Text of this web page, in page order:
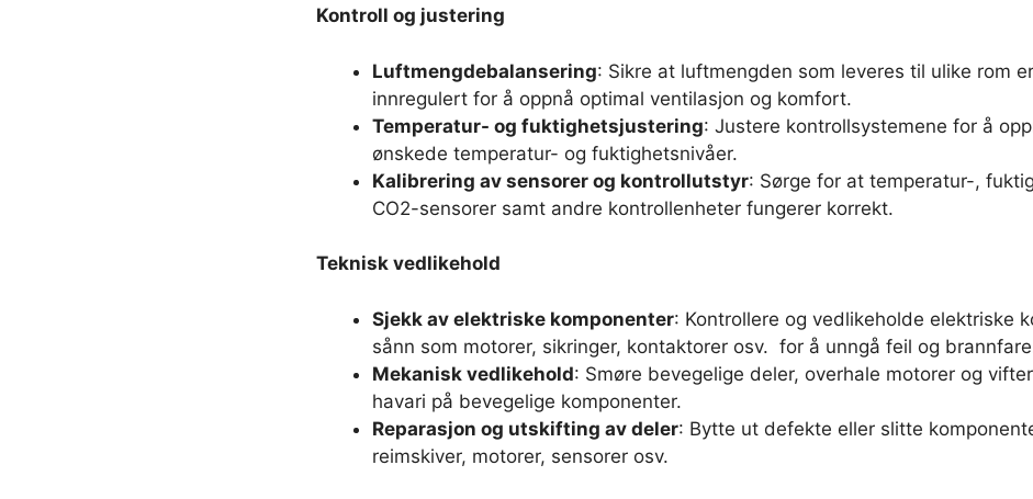
Kontroll og justering
Luftmengdebalansering: Sikre at luftmengden som leveres til ulike rom
innregulert for å oppnå optimal ventilasjon og komfort.
Temperatur- og fuktighetsjustering: Justere kontrollsystemene for å
ønskede temperatur- og fuktighetsnivåer.
Kalibrering av sensorer og kontrollutstyr: Sørge for at temperatur-,
CO2-sensorer samt andre kontrollenheter fungerer korrekt.
Teknisk vedlikehold
Sjekk av elektriske komponenter: Kontrollere og vedlikeholde elektriske
sånn som motorer, sikringer, kontaktorer osv. for å unngå feil og
Mekanisk vedlikehold: Smøre bevegelige deler, overhale motorer og
havari på bevegelige komponenter.
Reparasjon og utskifting av deler: Bytte ut defekte eller slitte
reimskiver, motorer, sensorer osv.